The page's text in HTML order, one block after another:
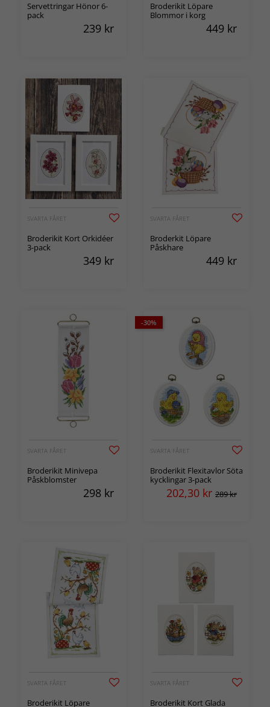
Servettringar Hönor 6-
pack
239 kr
Broderikit Löpare
Blommor i korg
449 kr
SVARTA FÅRET
Broderikit Kort Orkidéer
3-pack
349 kr
SVARTA FÅRET
Broderkit Löpare
Påskhare
449 kr
SVARTA FÅRET
Broderikit Minivepa
Påskblomster
298 kr
-30%
SVARTA FÅRET
Broderikit Flexitavlor Söta
kycklingar 3-pack
202,30 kr 289 kr
SVARTA FÅRET
Broderikit Löpare
SVARTA FÅRET
Broderikit Kort Glada